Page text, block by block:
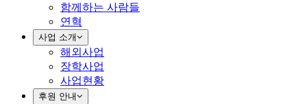
함께하는 사람들
연혁
사업 소개
해외사업
장학사업
사업현황
후원 안내